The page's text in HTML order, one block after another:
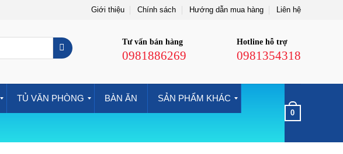
Giới thiệu Chính sách Hướng dẫn mua hàng Liên hệ
Tư vấn bán hàng
0981886269
Hotline hỗ trợ
0981354318
TỦ VĂN PHÒNG BÀN ĂN SẢN PHẨM KHÁC
0